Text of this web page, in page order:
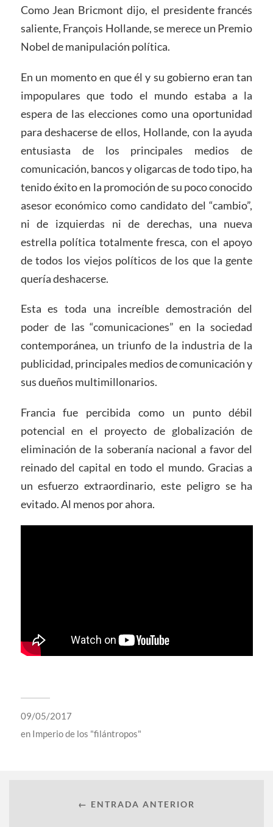
Como Jean Bricmont dijo, el presidente francés
saliente, François Hollande, se merece un Premio
Nobel de manipulación política.
En un momento en que él y su gobierno eran tan
impopulares que todo el mundo estaba a la
espera de las elecciones como una oportunidad
para deshacerse de ellos, Hollande, con la ayuda
entusiasta de los principales medios de
comunicación, bancos y oligarcas de todo tipo, ha
tenido éxito en la promoción de su poco conocido
asesor económico como candidato del “cambio”,
ni de izquierdas ni de derechas, una nueva
estrella política totalmente fresca, con el apoyo
de todos los viejos políticos de los que la gente
quería deshacerse.
Esta es toda una increíble demostración del
poder de las “comunicaciones” en la sociedad
contemporánea, un triunfo de la industria de la
publicidad, principales medios de comunicación y
sus dueños multimillonarios.
Francia fue percibida como un punto débil
potencial en el proyecto de globalización de
eliminación de la soberanía nacional a favor del
reinado del capital en todo el mundo. Gracias a
un esfuerzo extraordinario, este peligro se ha
evitado. Al menos por ahora.
09/05/2017
en Imperio de los "filántropos"
← ENTRADA ANTERIOR